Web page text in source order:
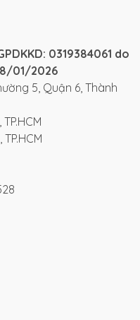
0319384061 do
01/2026
5, Quận 6, Thành